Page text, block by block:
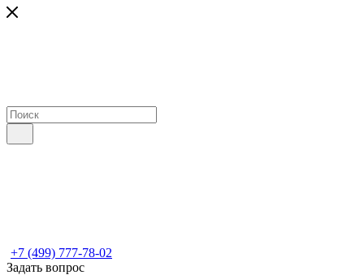
+7 (499) 777-78-02
Задать вопрос